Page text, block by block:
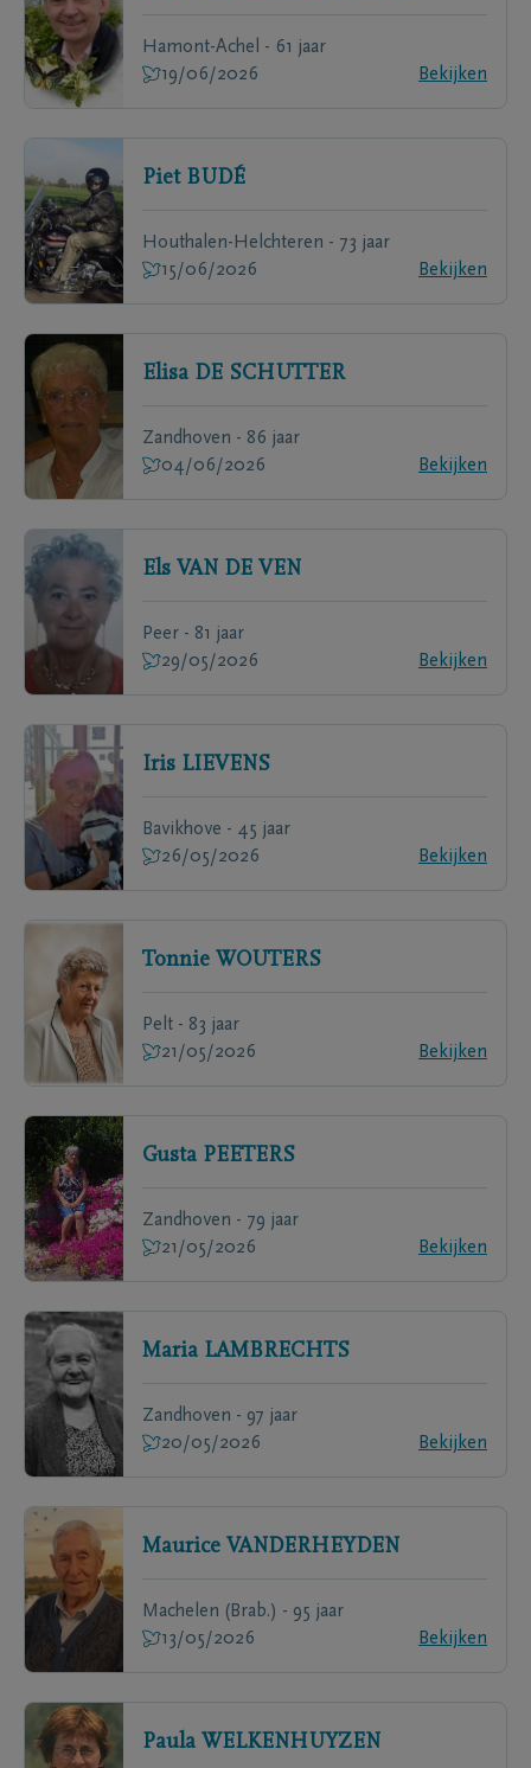
Hamont-Achel - 61 jaar
19/06/2026
Bekijken
Piet BUDÉ
Houthalen-Helchteren - 73 jaar
15/06/2026
Bekijken
Elisa DE SCHUTTER
Zandhoven - 86 jaar
04/06/2026
Bekijken
Els VAN DE VEN
Peer - 81 jaar
29/05/2026
Bekijken
Iris LIEVENS
Bavikhove - 45 jaar
26/05/2026
Bekijken
Tonnie WOUTERS
Pelt - 83 jaar
21/05/2026
Bekijken
Gusta PEETERS
Zandhoven - 79 jaar
21/05/2026
Bekijken
Maria LAMBRECHTS
Zandhoven - 97 jaar
20/05/2026
Bekijken
Maurice VANDERHEYDEN
Machelen (Brab.) - 95 jaar
13/05/2026
Bekijken
Paula WELKENHUYZEN